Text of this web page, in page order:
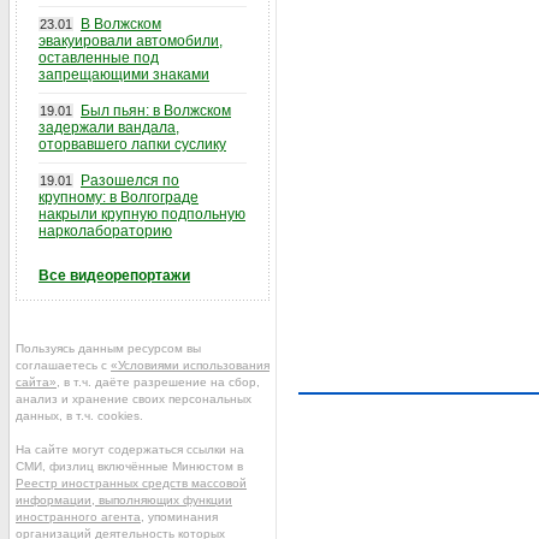
23.01
В Волжском
эвакуировали автомобили,
оставленные под
запрещающими знаками
19.01
Был пьян: в Волжском
задержали вандала,
оторвавшего лапки суслику
19.01
Разошелся по
крупному: в Волгограде
накрыли крупную подпольную
нарколабораторию
Все видеорепортажи
Пользуясь данным ресурсом вы
соглашаетесь с «Условиями использования
сайта» , в т.ч. даёте разрешение на сбор,
анализ и хранение своих персональных
данных, в т.ч. cookies.
На сайте могут содержаться ссылки на
СМИ, физлиц включённые Минюстом в
Реестр иностранных средств массовой
информации, выполняющих функции
иностранного агента , упоминания
организаций деятельность которых